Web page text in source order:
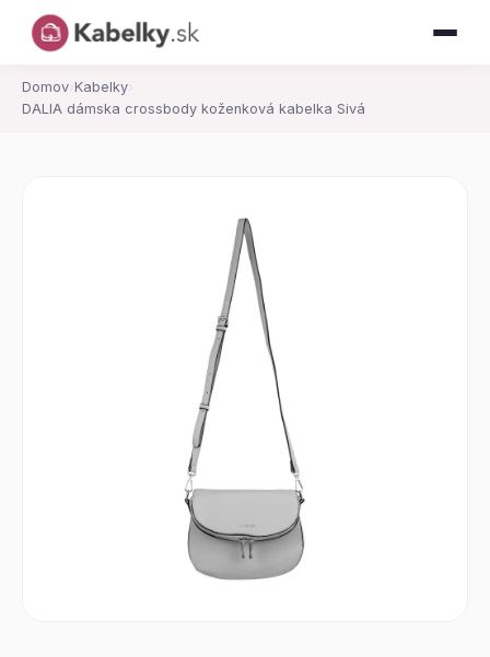
Domov› Kabelky›
DALIA dámska crossbody koženková kabelka Sivá